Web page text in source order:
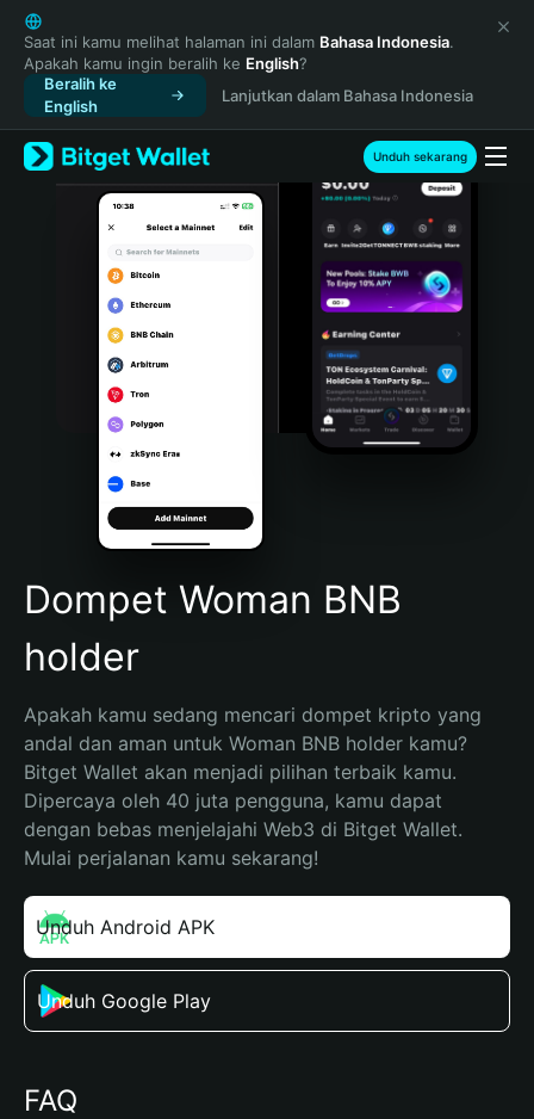
English
日本語
Tiếng Việt
Русский
Español (Latinoamérica)
Türkçe
Italiano
Português (Portugal)
Bahasa Indonesia
Português (Brasil)
Español (Argentina)
Saat ini kamu melihat halaman ini dalam Bahasa Indonesia.
Apakah kamu ingin beralih ke English?
Beralih ke
English
Lanjutkan dalam Bahasa Indonesia
Unduh sekarang
Dompet Woman BNB
holder
Apakah kamu sedang mencari dompet kripto yang
andal dan aman untuk Woman BNB holder kamu?
Bitget Wallet akan menjadi pilihan terbaik kamu.
Dipercaya oleh 40 juta pengguna, kamu dapat
dengan bebas menjelajahi Web3 di Bitget Wallet.
Mulai perjalanan kamu sekarang!
Unduh Android APK
Unduh Google Play
FAQ